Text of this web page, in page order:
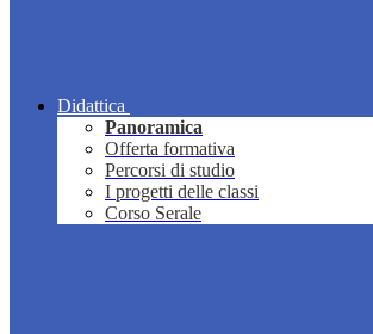
Didattica
Panoramica
Offerta formativa
Percorsi di studio
I progetti delle classi
Corso Serale